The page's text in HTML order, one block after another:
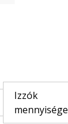
Izzók
mennyisége